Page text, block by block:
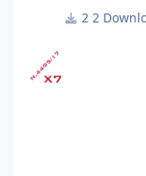
63Α/
2